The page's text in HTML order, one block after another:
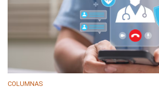
COLUMNAS